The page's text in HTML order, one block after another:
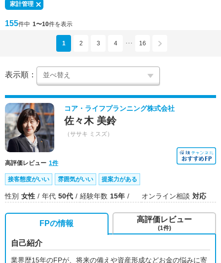
家計管理
155件中 1〜10件を表示
1 2 3 4 ･･･ 16
表示順：
コア・ライフプランニング株式会社
佐々木 美鈴
（ササキ ミスズ）
高評価レビュー 1件
接客態度がいい 雰囲気がいい 提案力がある
性別 女性 年代 50代 経験年数 15年 オンライン相談 対応
FPの情報
自己紹介
業界歴15年のFPが、将来の備えや資産形成などお金の悩みに寄
高評価レビュー
(1件)